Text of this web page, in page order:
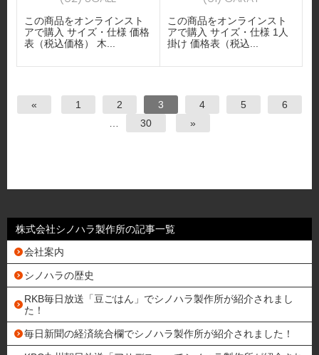
この商品をオンラインスト
アで購入 サイズ・仕様 価格
表（税込価格） 木...
この商品をオンラインスト
アで購入 サイズ・仕様 1人
掛け 価格表（税込...
« 1 2 3 4 5
6
…
30 »
株式会社シノハラ製作所の記事一覧
会社案内
シノハラの歴史
RKB毎日放送「豆ごはん」でシノハラ製作所が紹介されまし
た！
毎日新聞の経済統合欄でシノハラ製作所が紹介されました！